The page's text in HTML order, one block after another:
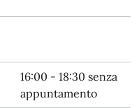
16:00 - 18:30 senza
appuntamento